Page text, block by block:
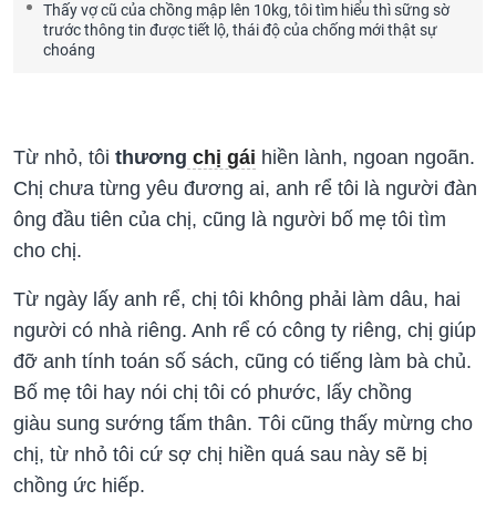
Thấy vợ cũ của chồng mập lên 10kg, tôi tìm hiểu thì sững sờ
trước thông tin được tiết lộ, thái độ của chống mới thật sự
choáng
Từ nhỏ, tôi thương chị gái hiền lành, ngoan ngoãn.
Chị chưa từng yêu đương ai, anh rể tôi là người đàn
ông đầu tiên của chị, cũng là người bố mẹ tôi tìm
cho chị.
Từ ngày lấy anh rể, chị tôi không phải làm dâu, hai
người có nhà riêng. Anh rể có công ty riêng, chị giúp
đỡ anh tính toán số sách, cũng có tiếng làm bà chủ.
Bố mẹ tôi hay nói chị tôi có phước, lấy chồng
giàu sung sướng tấm thân. Tôi cũng thấy mừng cho
chị, từ nhỏ tôi cứ sợ chị hiền quá sau này sẽ bị
chồng ức hiếp.